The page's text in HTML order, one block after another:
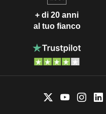
+ di 20 anni
al tuo fianco